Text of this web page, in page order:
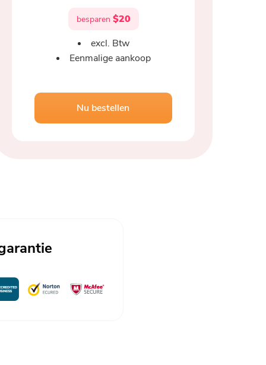
besparen $20
excl. Btw
Eenmalige aankoop
Nu bestellen